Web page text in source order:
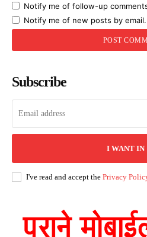
Notify me of follow-up
Notify me of new posts by email.
Subscribe
I WANT IN
I've read and accept the Privacy